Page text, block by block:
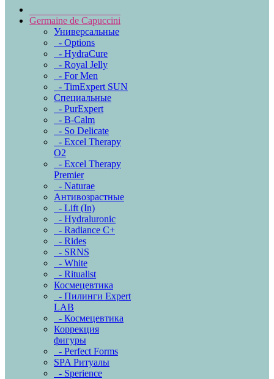
Germaine de Capuccini
Универсальные
- Options
- HydraCure
- Royal Jelly
- For Men
- TimExpert SUN
Специальные
- PurExpert
- B-Calm
- So Delicate
- Excel Therapy
O2
- Excel Therapy
Premier
- Naturae
Антивозрастные
- Lift (In)
- Hydraluronic
- Radiance C+
- Rides
- SRNS
- White
- Ritualist
Космецевтика
- Пилинги Expert
LAB
- Космецевтика
Коррекция
фигуры
- Perfect Forms
SPA Ритуалы
- Sperience